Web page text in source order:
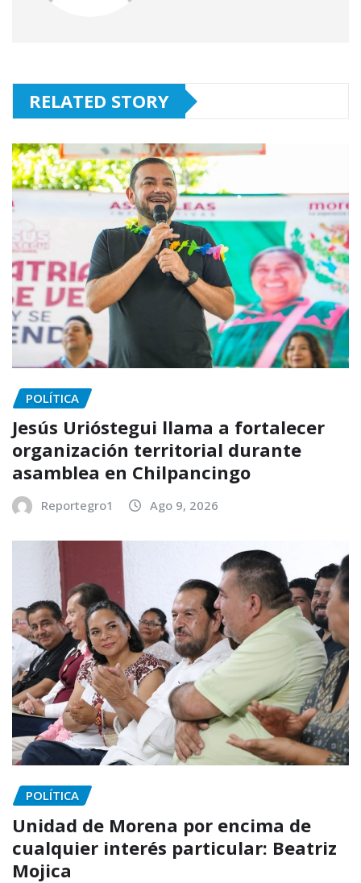
RELATED STORY
POLÍTICA
Jesús Urióstegui llama a fortalecer
organización territorial durante
asamblea en Chilpancingo
Reportegro1 Ago 9, 2026
POLÍTICA
Unidad de Morena por encima de
cualquier interés particular: Beatriz
Mojica